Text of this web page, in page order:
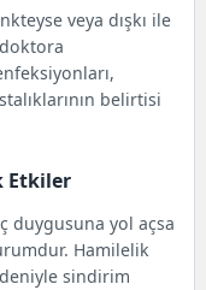
veya dışkı ile
belirtisi
Etkiler
duygusuna yol açsa
Hamilelik
sindirim